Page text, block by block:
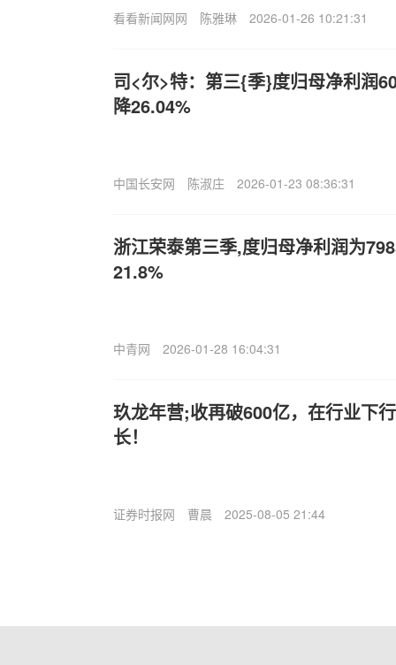
看看新闻网网 陈雅琳 2026-01-26 10:21:31
司<尔>特：第三{季}度归母净利润
降26.04%
中国长安网 陈淑庄 2026-01-23 08:36:31
浙江荣泰第三季,度归母净利润为
21.8%
中青网 2026-01-28 16:04:31
玖龙年营;收再破600亿，在行业下
长！
证券时报网 曹晨 2025-08-05 21:44